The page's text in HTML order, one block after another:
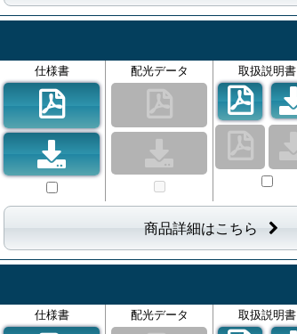
仕様書 配光データ 取扱説明書
商品詳細はこちら
仕様書 配光データ 取扱説明書